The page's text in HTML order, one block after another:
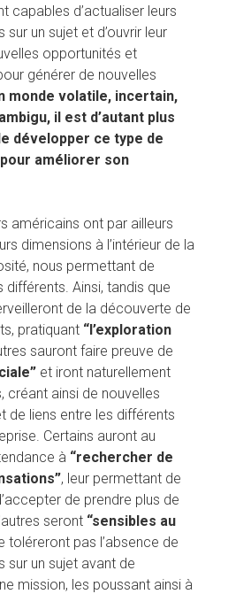
or ESC to close
capables d’actualiser leurs
sur un sujet et d’ouvrir leur
opportunités et
générer de nouvelles
monde volatile, incertain,
il est d’autant plus
développer ce type de
améliorer son
américains ont par ailleurs
dimensions à l’intérieur de la
nous permettant de
différents. Ainsi, tandis que
de la découverte de
pratiquant “l’exploration
sauront faire preuve de
et iront naturellement
créant ainsi de nouvelles
de liens entre les différents
Certains auront au
à “rechercher de
, leur permettant de
de prendre plus de
seront “sensibles au
toléreront pas l’absence de
sur un sujet avant de
mission, les poussant ainsi à